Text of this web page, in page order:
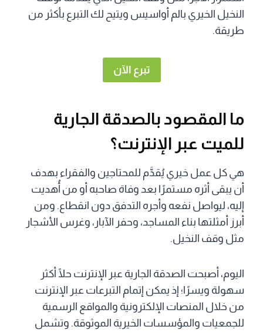
النخيل الخيري بالم أواسيس ويتيح لك التبرع بأكثر من
طريقة.
تبرع الآن
ما المقصود بالصدقة الجارية
للميت عبر الإنترنت؟
هي كل عمل خيري يُقدَّم للمحتاجين والفقراء بهدف
أن يبقى أثره مستمرًا بعد وفاة صاحبه أو من أُهديت
إليه، ليواصل نفعه وأجره التدفق دون انقطاع. ومن
أبرز أمثلتها بناء المساجد، وحفر الآبار، وغرس الأشجار
مثل وقف النخيل.
اليوم، أصبحت الصدقة الجارية عبر الإنترنت حلًا أكثر
سهولة ويسرًا؛ إذ يمكن إتمام التبرعات عبر الإنترنت
من خلال المنصات الإلكترونية والمواقع الرسمية
للجمعيات والمؤسسات الخيرية الموثوقة. وتشمل